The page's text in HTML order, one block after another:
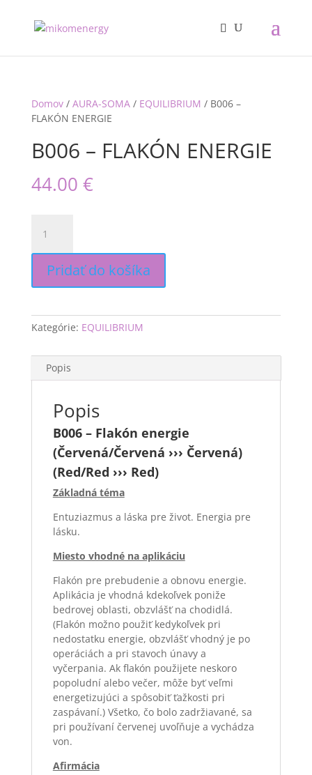
Domov/ AURA-SOMA/ EQUILIBRIUM / B006 –
FLAKÓN ENERGIE
B006 – FLAKÓN ENERGIE
44.00 €
B006
-
FLAKÓN
ENERGIE
Pridať do košíka
Kategórie: EQUILIBRIUM
Popis
Popis
B006 – Flakón energie
(Červená/Červená ››› Červená)
(Red/Red ››› Red)
Základná téma
Entuziazmus a láska pre život. Energia pre
lásku.
Miesto vhodné na aplikáciu
Flakón pre prebudenie a obnovu energie.
Aplikácia je vhodná kdekoľvek poniže
bedrovej oblasti, obzvlášť na chodidlá.
(Flakón možno použiť kedykoľvek pri
nedostatku energie, obzvlášť vhodný je po
operáciách a pri stavoch únavy a
vyčerpania. Ak flakón použijete neskoro
popoludní alebo večer, môže byť veľmi
energetizujúci a spôsobiť ťažkosti pri
zaspávaní.) Všetko, čo bolo zadržiavané, sa
pri používaní červenej uvoľňuje a vychádza
von.
Afirmácia